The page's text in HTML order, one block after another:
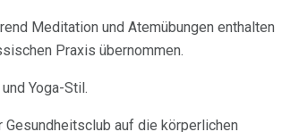
Meditation und Atemübungen enthalten
Praxis übernommen.
Yoga-Stil.
auf die körperlichen